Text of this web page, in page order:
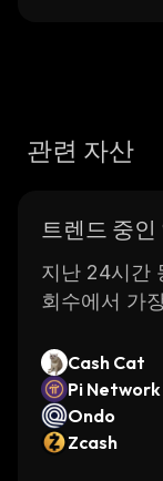
관련 자산
트렌드 중인
지난 24시간
회수에서 가
Cash Cat
Pi Network
Ondo
Zcash